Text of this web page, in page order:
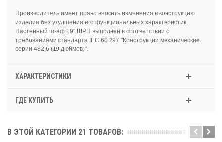
Производитель имеет право вносить изменения в конструкцию
изделия без ухудшения его функциональных характеристик.
Настенный шкаф 19" ШРН выполнен в соответствии с
требованиями стандарта IEC 60 297 "Конструкции механические
серии 482,6 (19 дюймов)".
ХАРАКТЕРИСТИКИ
ГДЕ КУПИТЬ
В ЭТОЙ КАТЕГОРИИ 21 ТОВАРОВ: